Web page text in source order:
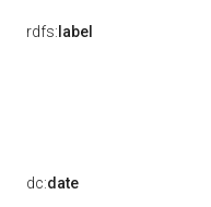
rdfs: label
dc:date